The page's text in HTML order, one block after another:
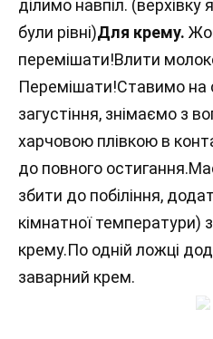
ділимо навпіл. (верхівку
були рівні)Для крему.
перемішати!Влити
Перемішати!Ставимо на
загустіння, знімаємо з
харчовою плівкою в
до повного
збити до побіління,
кімнатної температури)
крему.По одній ложці
заварний крем.